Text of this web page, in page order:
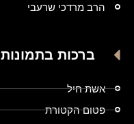
הרב מרדכי שרעבי
ברכות בתמונות
אשת חיל
פטום הקטורת